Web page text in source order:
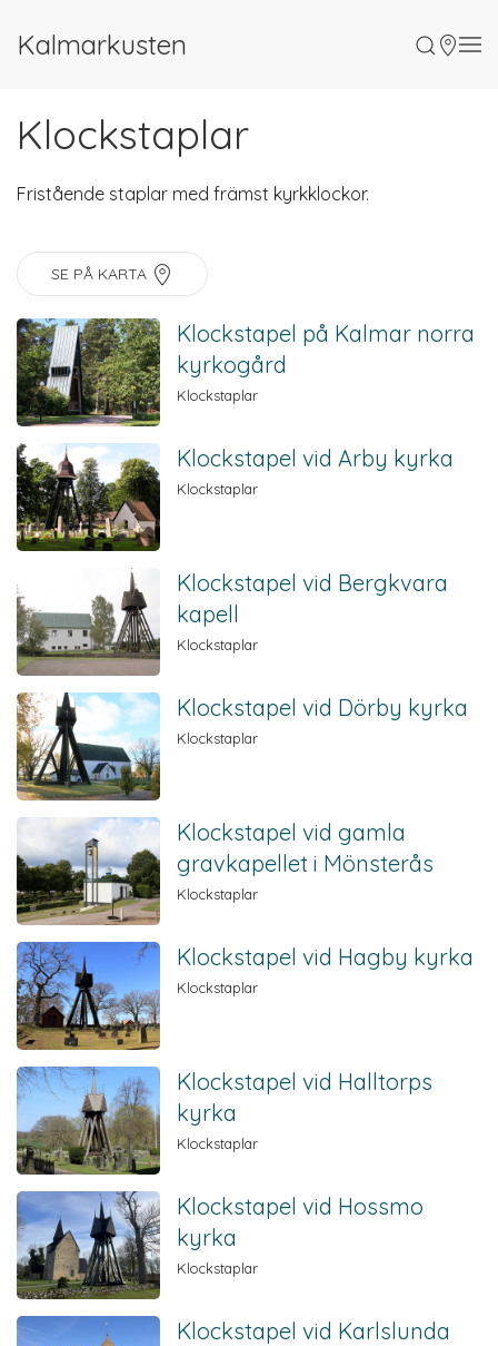
Kalmarkusten
Klockstaplar
Fristående staplar med främst kyrkklockor.
SE PÅ KARTA
Klockstapel på Kalmar norra
kyrkogård
Klockstaplar
Klockstapel vid Arby kyrka
Klockstaplar
Klockstapel vid Bergkvara
kapell
Klockstaplar
Klockstapel vid Dörby kyrka
Klockstaplar
Klockstapel vid gamla
gravkapellet i Mönsterås
Klockstaplar
Klockstapel vid Hagby kyrka
Klockstaplar
Klockstapel vid Halltorps
kyrka
Klockstaplar
Klockstapel vid Hossmo
kyrka
Klockstaplar
Klockstapel vid Karlslunda